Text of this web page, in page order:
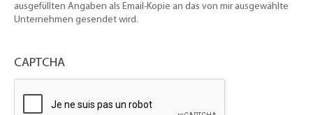
ausgefüllten Angaben als Email-Kopie an das von mir ausgewählte
Unternehmen gesendet wird.
CAPTCHA